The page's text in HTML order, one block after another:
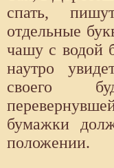
спать,
отдельные
чашу с водой
наутро
своего
бумажки
положении.